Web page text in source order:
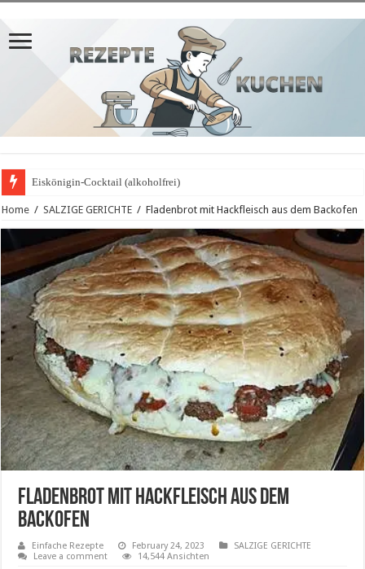
Eiskönigin-Cocktail (alkoholfrei)
Home / SALZIGE GERICHTE / Fladenbrot mit Hackfleisch aus dem Backofen
Fladenbrot mit Hackfleisch aus dem
Backofen
Einfache Rezepte February 24, 2023
SALZIGE GERICHTE
Leave a comment
14,544 Ansichten